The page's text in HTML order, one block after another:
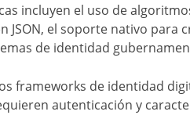
incluyen el uso de
JSON, el soporte nativo para
de identidad
frameworks de identidad
autenticación y